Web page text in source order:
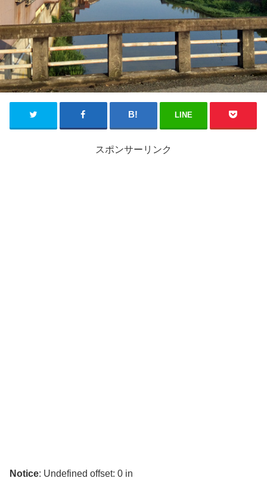
LINE
スポンサーリンク
Notice: Undefined offset: 0 in